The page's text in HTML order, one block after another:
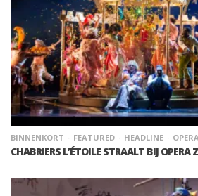
BINNENKORT FEATURED HEADLINE
CHABRIERS L’ÉTOILE STRAALT BIJ OPERA